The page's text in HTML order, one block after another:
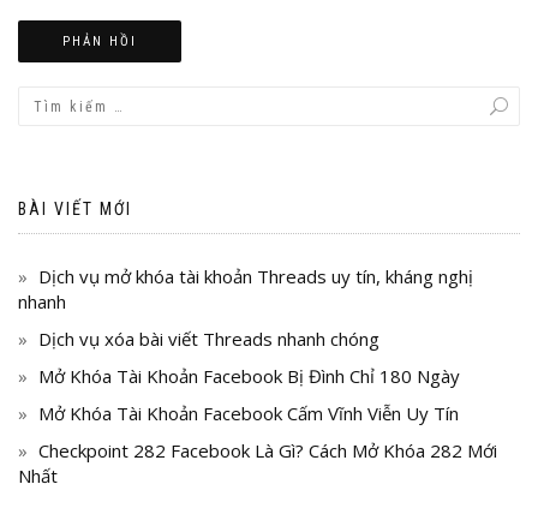
BÀI VIẾT MỚI
Dịch vụ mở khóa tài khoản Threads uy tín, kháng nghị
nhanh
Dịch vụ xóa bài viết Threads nhanh chóng
Mở Khóa Tài Khoản Facebook Bị Đình Chỉ 180 Ngày
Mở Khóa Tài Khoản Facebook Cấm Vĩnh Viễn Uy Tín
Checkpoint 282 Facebook Là Gì? Cách Mở Khóa 282 Mới
Nhất